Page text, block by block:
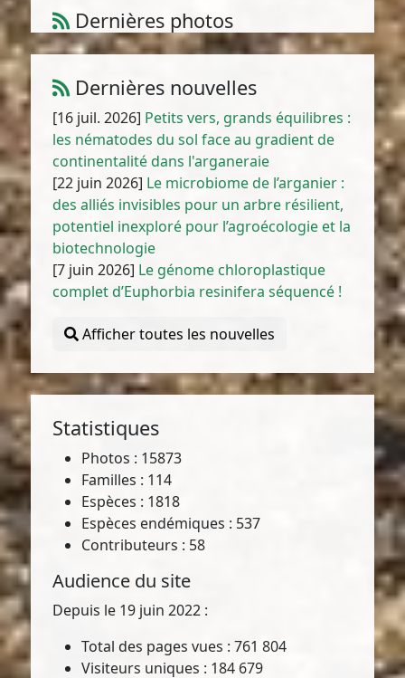
Dernières photos
Amaranthus muricatus (Moq.) Hieron.
Dernières nouvelles
[16 juil. 2026] Petits vers, grands équilibres :
les nématodes du sol face au gradient de
continentalité dans l'arganeraie
[22 juin 2026] Le microbiome de l’arganier :
des alliés invisibles pour un arbre résilient,
potentiel inexploré pour l’agroécologie et la
biotechnologie
[7 juin 2026] Le génome chloroplastique
complet d’Euphorbia resinifera séquencé !
Afficher toutes les nouvelles
Statistiques
Photos : 15873
Familles : 114
Espèces : 1818
Espèces endémiques : 537
Contributeurs : 58
Audience du site
Depuis le 19 juin 2022 :
Total des pages vues : 761 804
Visiteurs uniques : 184 679